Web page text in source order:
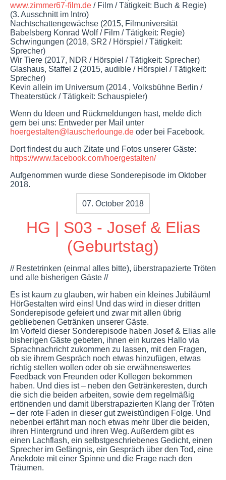
www.zimmer67-film.de / Film / Tätigkeit: Buch & Regie)
(3. Ausschnitt im Intro)
Nachtschattengewächse (2015, Filmuniversität
Babelsberg Konrad Wolf / Film / Tätigkeit: Regie)
Schwingungen (2018, SR2 / Hörspiel / Tätigkeit:
Sprecher)
Wir Tiere (2017, NDR / Hörspiel / Tätigkeit: Sprecher)
Glashaus, Staffel 2 (2015, audible / Hörspiel / Tätigkeit:
Sprecher)
Kevin allein im Universum (2014 , Volksbühne Berlin /
Theaterstück / Tätigkeit: Schauspieler)
Wenn du Ideen und Rückmeldungen hast, melde dich
gern bei uns: Entweder per Mail unter
hoergestalten@lauscherlounge.de oder bei Facebook.
Dort findest du auch Zitate und Fotos unserer Gäste:
https://www.facebook.com/hoergestalten/
Aufgenommen wurde diese Sonderepisode im Oktober
2018.
07. October 2018
HG | S03 - Josef & Elias
(Geburtstag)
// Restetrinken (einmal alles bitte), überstrapazierte Tröten
und alle bisherigen Gäste //
Es ist kaum zu glauben, wir haben ein kleines Jubiläum!
HörGestalten wird eins! Und das wird in dieser dritten
Sonderepisode gefeiert und zwar mit allen übrig
gebliebenen Getränken unserer Gäste.
Im Vorfeld dieser Sonderepisode haben Josef & Elias alle
bisherigen Gäste gebeten, ihnen ein kurzes Hallo via
Sprachnachricht zukommen zu lassen, mit den Fragen,
ob sie ihrem Gespräch noch etwas hinzufügen, etwas
richtig stellen wollen oder ob sie erwähnenswertes
Feedback von Freunden oder Kollegen bekommen
haben. Und dies ist – neben den Getränkeresten, durch
die sich die beiden arbeiten, sowie dem regelmäßig
ertönenden und damit überstrapazierten Klang der Tröten
– der rote Faden in dieser gut zweistündigen Folge. Und
nebenbei erfährt man noch etwas mehr über die beiden,
ihren Hintergrund und ihren Weg. Außerdem gibt es
einen Lachflash, ein selbstgeschriebenes Gedicht, einen
Sprecher im Gefängnis, ein Gespräch über den Tod, eine
Anekdote mit einer Spinne und die Frage nach den
Träumen.